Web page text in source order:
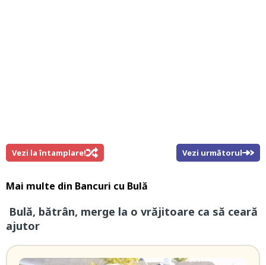
Vezi la întamplare! Vezi următorul
Mai multe din Bancuri cu Bulă
Bulă, bătrân, merge la o vrăjitoare ca să ceară
ajutor